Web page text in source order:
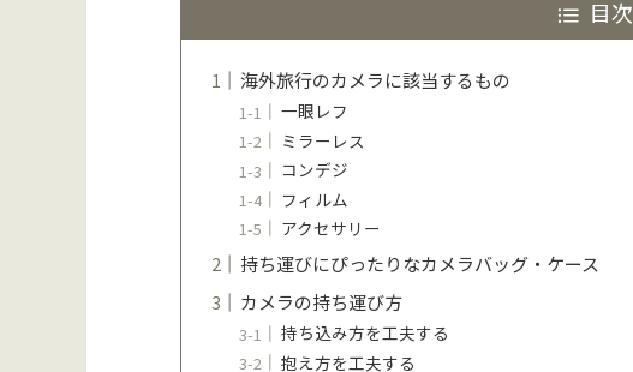
目次
海外旅行のカメラに該当するもの
一眼レフ
ミラーレス
コンデジ
フィルム
アクセサリー
持ち運びにぴったりなカメラバッグ・ケース
カメラの持ち運び方
持ち込み方を工夫する
抱え方を工夫する